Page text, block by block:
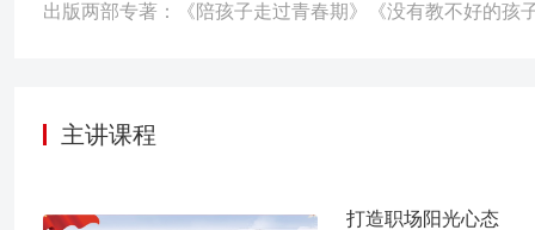
出版两部专著：《陪孩子走过青春期》《没有教不好的孩
主讲课程
打造职场阳光心态